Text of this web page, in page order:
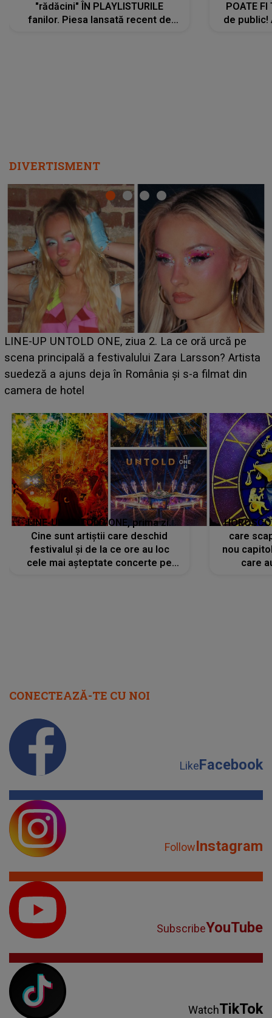
"rădăcini" ÎN PLAYLISTURILE
fanilor. Piesa lansată recent de
POATE FI
de public!
DIVERTISMENT
Ce a dezvăluit noua concurentă din "Casa Iubirii" l-a
luat prin surprindere pe Emanuel. CINE ESTE
BĂIATUL VIZAT de Alexandra?! Aflându-se în fața
faptului împlinit, A RECUNOSCUT IMEDIAT: "Am
LINE-UP UNTOLD ONE, prima zi.
Cine sunt artiștii care deschid
festivalul și de la ce ore au loc
cele mai așteptate concerte pe
care
nou
care
CONECTEAZĂ-TE CU NOI
LikeFacebook
FollowInstagram
SubscribeYouTube
WatchTikTok